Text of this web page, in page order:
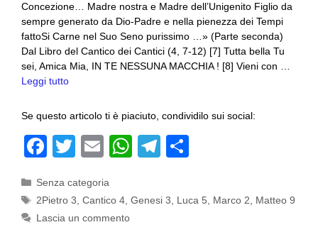
Concezione… Madre nostra e Madre dell’Unigenito Figlio da
sempre generato da Dio-Padre e nella pienezza dei Tempi
fattoSi Carne nel Suo Seno purissimo …» (Parte seconda)
Dal Libro del Cantico dei Cantici (4, 7-12) [7] Tutta bella Tu
sei, Amica Mia, IN TE NESSUNA MACCHIA ! [8] Vieni con …
Leggi tutto
Se questo articolo ti è piaciuto, condividilo sui social:
F
c
e
T
tt
er
E
ail
W
at
T
e
Categorie
Senza categoria
Tag
2Pietro 3,Cantico 4,Genesi 3, Luca 5, Marco 2, Matteo 9
Lascia un commento